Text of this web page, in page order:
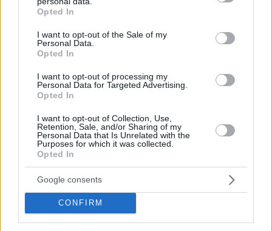
grant or deny consent to Google and its third-party tags to
use your data for below specified purposes in below Google
consent section.
Opted In
I want to opt-out of the Sale of my
Personal Data.
Opted In
I want to opt-out of processing my
Personal Data for Targeted Advertising.
Opted In
I want to opt-out of Collection, Use,
Retention, Sale, and/or Sharing of my
Personal Data that Is Unrelated with the
Purposes for which it was collected.
Opted In
Google consents
CONFIRM
στην Ελλάδα
03.08.2026, 11:06
Εθνική Τράπεζα: Η κορυφαία επιλογή για τη χρηματοδότηση
μεγάλων έργων
Διασκεδάζουμε υπεύθυνα, επιστρέφουμε με ασφάλεια
29.07.2026, 09:39
ΡΟΗ ΕΙΔΗΣΕΩΝ